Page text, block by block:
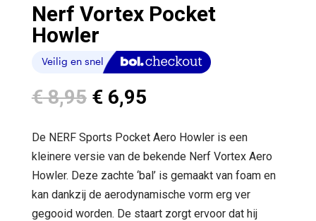
Nerf Vortex Pocket
Howler
€8,95 Oorspronkelijke
prijs
was:
€ 8,95.
€6,95Huidige
is:
€ 6,95.
De NERF Sports Pocket Aero Howler is een
kleinere versie van de bekende Nerf Vortex Aero
Howler. Deze zachte ‘bal’ is gemaakt van foam en
kan dankzij de aerodynamische vorm erg ver
gegooid worden. De staart zorgt ervoor dat hij